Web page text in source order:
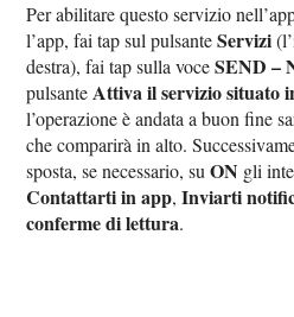
Per abilitare questo servizio
l’app, fai tap sul pulsanteServizi
destra), fai tap sulla voceSEND –
pulsanteAttiva il servizio situato
l’operazione è andata a buon fine
che comparirà in alto.
sposta, se necessario, suON gli
Contattarti in app, Inviarti
conferme di lettura.